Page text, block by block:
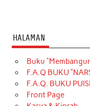
HALAMAN
Buku
F.A.Q BUKU
F.A.Q. BUKU
Front Page